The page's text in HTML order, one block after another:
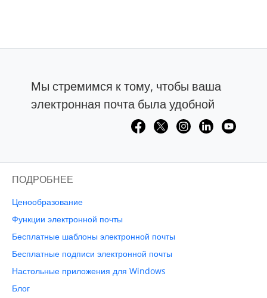
Мы стремимся к тому, чтобы ваша
электронная почта была удобной
ПОДРОБНЕЕ
Ценообразование
Функции электронной почты
Бесплатные шаблоны электронной почты
Бесплатные подписи электронной почты
Настольные приложения для Windows
Блог